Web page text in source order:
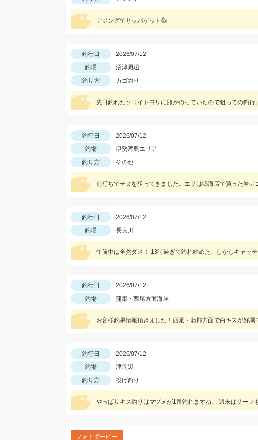
アジングでサッパゲット👍
釣行日 2026/07/12
釣場
沼津周辺
釣り方
カゴ釣り
先日釣れたソコイトヨリに脂がのっていたので狙っての釣行。
釣行日 2026/07/12
釣場
伊勢湾奥エリア
釣り方
その他
釣行日 2026/07/12
釣場
長良川
釣行日 2026/07/12
釣場
蒲郡・西尾方面海岸
釣行日 2026/07/12
釣場
津周辺
釣り方
投げ釣り
フォトダービー